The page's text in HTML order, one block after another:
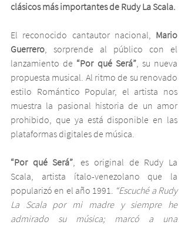
clásicos más importantes de Rudy La Scala.
El reconocido cantautor nacional, Mario
Guerrero, sorprende al público con el
lanzamiento de “Por qué Será”, su nueva
propuesta musical. Al ritmo de su renovado
estilo Romántico Popular, el artista nos
muestra la pasional historia de un amor
prohibido, que ya está disponible en las
plataformas digitales de música.
“Por qué Será”, es original de Rudy La
Scala, artista ítalo-venezolano que la
popularizó en el año 1991. “Escuché a Rudy
La Scala por mi madre y siempre he
admirado su música; marcó a una